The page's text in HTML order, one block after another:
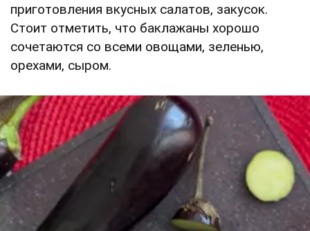
приготовления вкусных салатов, закусок.
Стоит отметить, что баклажаны хорошо
сочетаются со всеми овощами, зеленью,
орехами, сыром.